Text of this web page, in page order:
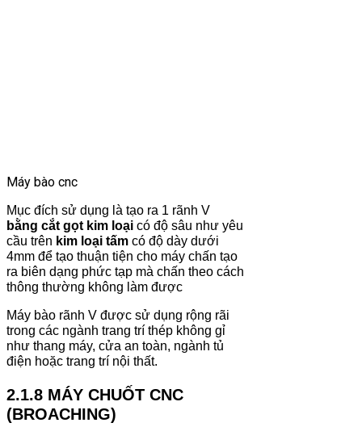
Máy bào cnc
Mục đích sử dụng là tạo ra 1 rãnh V
bằng cắt gọt kim loại có độ sâu như yêu
cầu trên kim loại tấm có độ dày dưới
4mm để tạo thuận tiện cho máy chấn tạo
ra biên dạng phức tạp mà chấn theo cách
thông thường không làm được
Máy bào rãnh V được sử dụng rộng rãi
trong các ngành trang trí thép không gỉ
như thang máy, cửa an toàn, ngành tủ
điện hoặc trang trí nội thất.
2.1.8 MÁY CHUỐT CNC
(BROACHING)